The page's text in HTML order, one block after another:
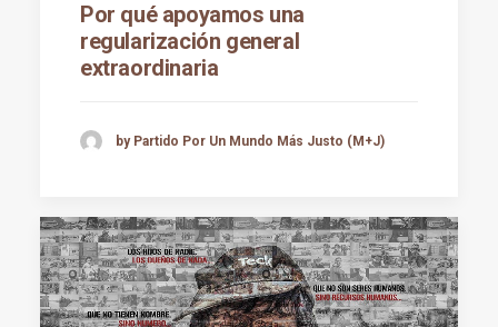
Por qué apoyamos una
regularización general
extraordinaria
by Partido Por Un Mundo Más Justo (M+J)